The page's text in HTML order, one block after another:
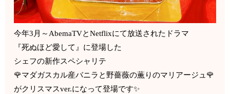
今年3月～AbemaTVとNetflixにて放送されたドラマ
『死ぬほど愛して』に登場した
シェフの新作スペシャリテ
🌹マダガスカル産バニラと野薔薇の薫りのマリアージュ🌹
がクリスマスver.になって登場です✨